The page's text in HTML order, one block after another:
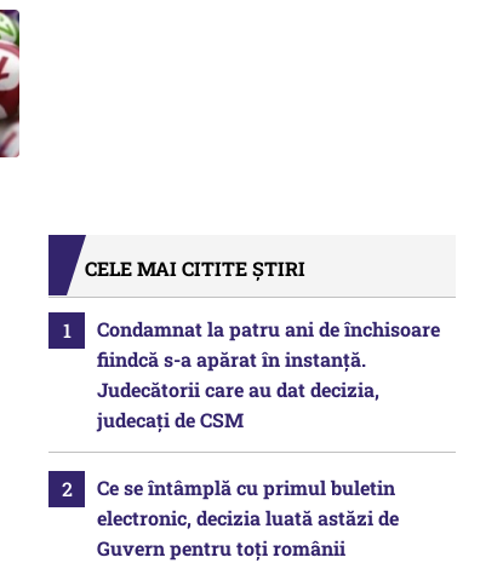
CELE MAI CITITE ȘTIRI
Condamnat la patru ani de închisoare
fiindcă s-a apărat în instanță.
Judecătorii care au dat decizia,
judecați de CSM
Ce se întâmplă cu primul buletin
electronic, decizia luată astăzi de
Guvern pentru toți românii